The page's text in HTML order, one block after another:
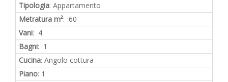
Tipologia: Appartamento
Metratura m²: 60
Vani: 4
Bagni: 1
Cucina: Angolo cottura
Piano: 1